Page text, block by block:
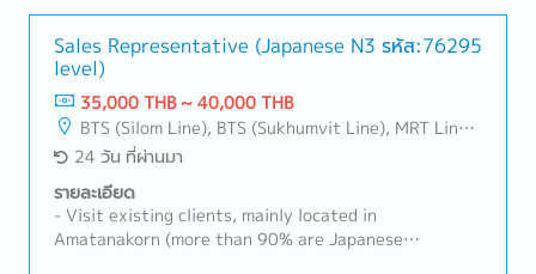
Sales Representative (Japanese N3
level)
รหัส:76295
35,000 THB ~ 40,000 THB
BTS (Silom Line), BTS (Sukhumvit Line), MRT Line, Rama III, Ratchadapisek - Phetchaburi, Changwattana - Ngam Wong Wan, Lat Phrao, Din Daeng/Vibhavadi/Don Muang, Rama II, Phra Pradaeng - Suksawat, King Kaew- Suvarnabhumi , Latkrabang, Srinakarin - Pattanakarn - Pravet, Bangna, All Airport Link Lines, Ramkhamhaeng/Bangkapi/Bueng Kum, Talingchan-Pinklao, Phutthamonthon - Nakhon Pathom, Samutprakarn, Pathumthani
24 วัน ที่ผ่านมา
รายละเอียด
- Visit existing clients, mainly located in
Amatanakorn (more than 90% are Japanese